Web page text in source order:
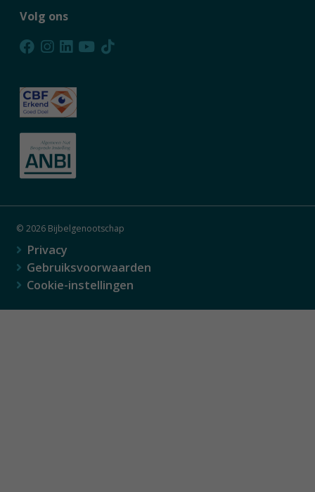
Volg ons
© 2026 Bijbelgenootschap
Privacy
Gebruiksvoorwaarden
Cookie-instellingen